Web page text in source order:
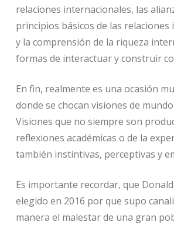
relaciones internacionales, las
principios básicos de las
y la comprensión de la riqueza
formas de interactuar y construir
En fin, realmente es una ocasión
donde se chocan visiones de
Visiones que no siempre son
reflexiones académicas o de la
también instintivas, perceptivas y
Es importante recordar, que
elegido en 2016 por que supo
manera el malestar de una gran